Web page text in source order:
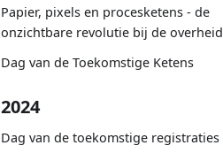
Papier, pixels en procesketens - de
onzichtbare revolutie bij de overheid
Dag van de Toekomstige Ketens
2024
Dag van de toekomstige registraties